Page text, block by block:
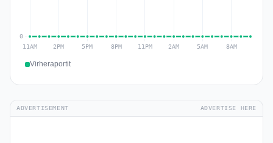
Virheraportit
ADVERTISEMENT ADVERTISE HERE